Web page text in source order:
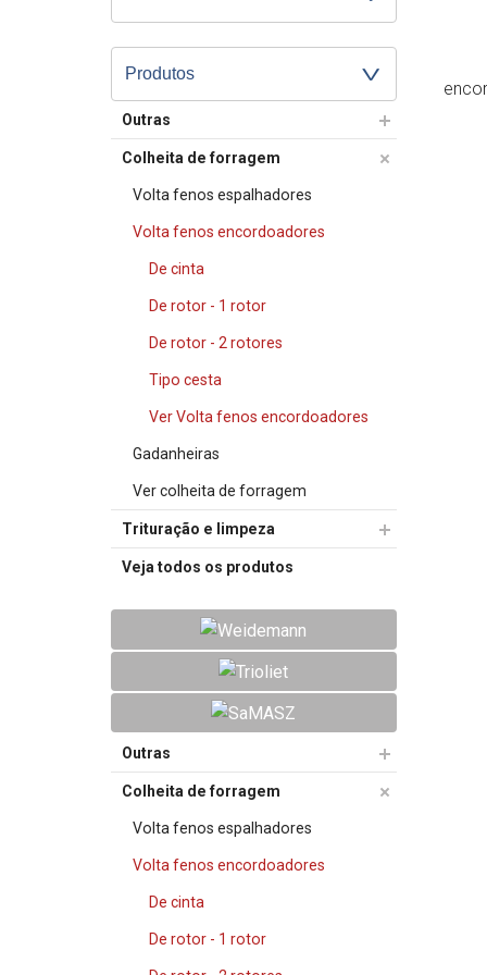
Produtos
Outras
Colheita de forragem
Volta fenos espalhadores
Volta fenos encordoadores
De cinta
De rotor - 1 rotor
De rotor - 2 rotores
Tipo cesta
Ver Volta fenos encordoadores
Gadanheiras
Ver colheita de forragem
Trituração e limpeza
Veja todos os produtos
Outras
Colheita de forragem
Volta fenos espalhadores
Volta fenos encordoadores
De cinta
De rotor - 1 rotor